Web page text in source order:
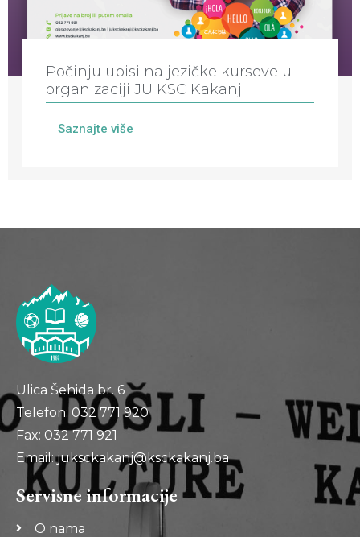
Počinju upisi na jezičke kurseve u
organizaciji JU KSC Kakanj
Saznajte više
Ulica Šehida br. 6
Telefon: 032 771 920
Fax: 032 771 921
Email: juksckakanj@ksckakanj.ba
Servisne informacije
O nama